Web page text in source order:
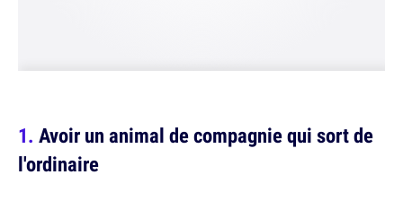
Avoir un animal de compagnie qui sort de
l'ordinaire